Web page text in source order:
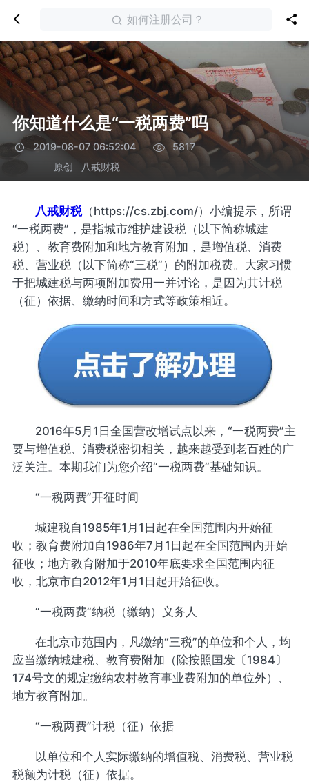
如何注册公司？
你知道什么是“一税两费”吗
2019-08-07 06:52:04
5817
原创
八戒财税
八戒财税（https://cs.zbj.com/）小编提示，所谓
“一税两费”，是指城市维护建设税（以下简称城建
税）、教育费附加和地方教育附加，是增值税、消费
税、营业税（以下简称“三税”）的附加税费。大家习惯
于把城建税与两项附加费用一并讨论，是因为其计税
（征）依据、缴纳时间和方式等政策相近。
2016年5月1日全国营改增试点以来，“一税两费”主
要与增值税、消费税密切相关，越来越受到老百姓的广
泛关注。本期我们为您介绍“一税两费”基础知识。
“一税两费”开征时间
城建税自1985年1月1日起在全国范围内开始征
收；教育费附加自1986年7月1日起在全国范围内开始
征收；地方教育附加于2010年底要求全国范围内征
收，北京市自2012年1月1日起开始征收。
“一税两费”纳税（缴纳）义务人
在北京市范围内，凡缴纳“三税”的单位和个人，均
应当缴纳城建税、教育费附加（除按照国发〔1984〕
174号文的规定缴纳农村教育事业费附加的单位外）、
地方教育附加。
“一税两费”计税（征）依据
以单位和个人实际缴纳的增值税、消费税、营业税
税额为计税（征）依据。